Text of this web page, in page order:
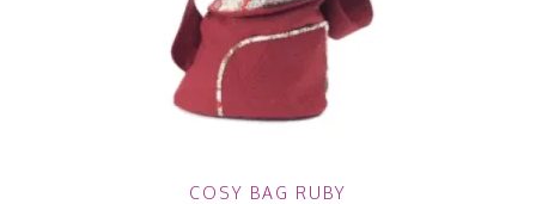
COSY BAG RUBY